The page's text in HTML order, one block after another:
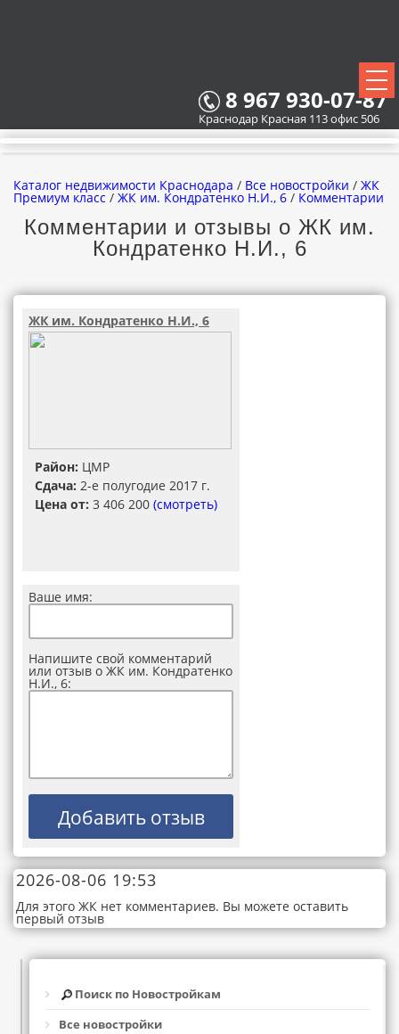
8 967 930-07-87
Краснодар Красная 113 офис 506
ВСЕ НОВОСТРОЙКИ
КАРТА НОВОСТРОЕК
ЗАСТРОЙЩИКИ
Каталог недвижимости Краснодара / Все новостройки / ЖК
Премиум класс / ЖК им. Кондратенко Н.И., 6 / Комментарии
Комментарии и отзывы о ЖК им.
Кондратенко Н.И., 6
ЖК им. Кондратенко Н.И., 6
Район: ЦМР
Сдача: 2-е полугодие 2017 г.
Цена от: 3 406 200 (смотреть)
Ваше имя:
Напишите свой комментарий
или отзыв о ЖК им. Кондратенко
Н.И., 6:
2026-08-06 19:53
Для этого ЖК нет комментариев. Вы можете оставить
первый отзыв
Поиск по Новостройкам
Все новостройки